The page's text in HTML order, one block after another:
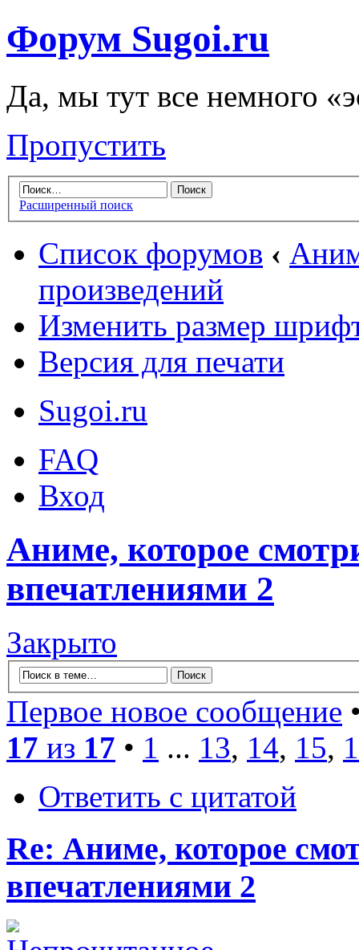
Форум Sugoi.ru
Да, мы тут все немного
Пропустить
Расширенный поиск
Список форумов ‹
произведений
Изменить размер
Версия для печати
Sugoi.ru
FAQ
Вход
Аниме, которое
впечатлениями 2
Закрыто
Первое новое сообщение
17 из 17 • 1 ... 13, 14, 15,
Ответить с цитатой
Re: Аниме, которое
впечатлениями 2